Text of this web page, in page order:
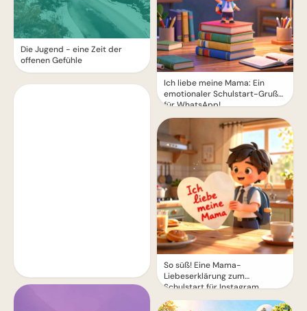
Die Jugend - eine Zeit der
offenen Gefühle
Ich liebe meine Mama: Ein
emotionaler Schulstart-Gruß
für WhatsApp!
So süß! Eine Mama-
Liebeserklärung zum
Schulstart für Instagram